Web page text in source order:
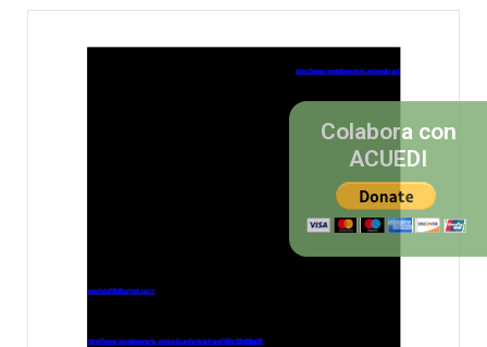
Colabora con
ACUEDI